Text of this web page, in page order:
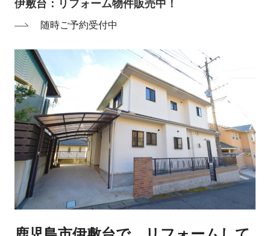
伊敷台：リフォーム物件販売中！
随時ご予約受付中